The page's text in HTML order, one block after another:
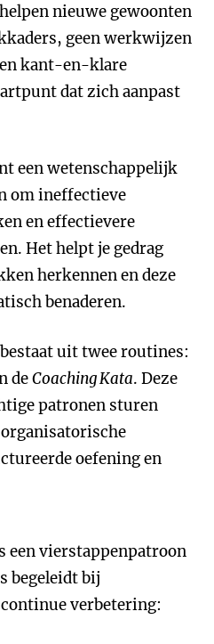
nieuwe gewoonten
geen werkwijzen
kant-en-klare
dat zich aanpast
een wetenschappelijk
om ineffectieve
en effectievere
Het helpt je gedrag
herkennen en deze
benaderen.
bestaat uit twee routines:
deCoaching Kata. Deze
patronen sturen
oefening en
een vierstappenpatroon
begeleidt bij
verbetering: